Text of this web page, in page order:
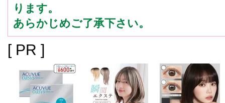
ります。
あらかじめご了承下さい。
[ PR ]